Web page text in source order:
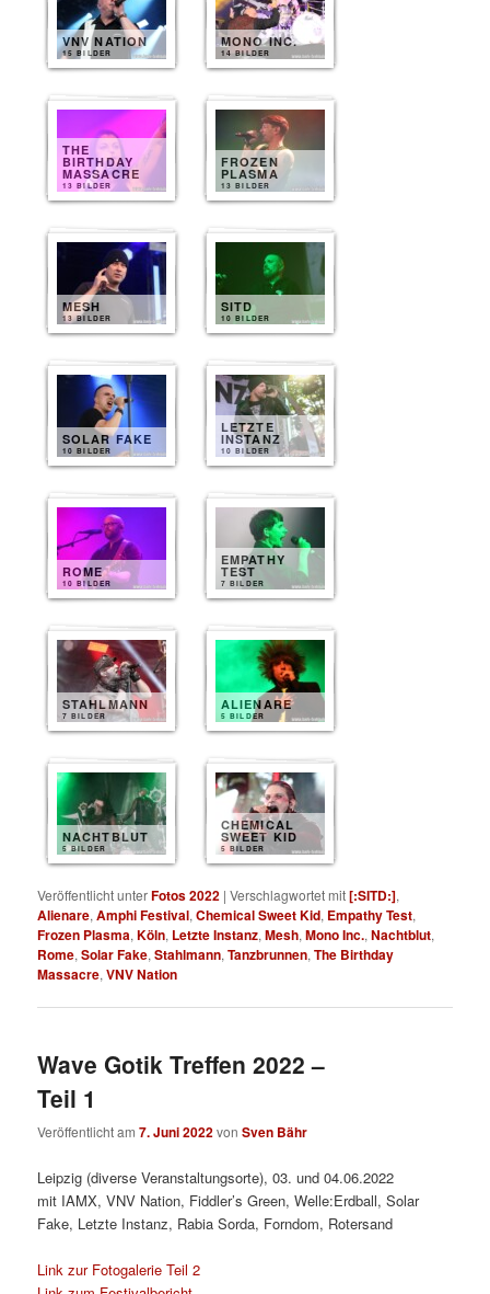
VNV NATION
15 BILDER
MONO INC.
14 BILDER
THE
BIRTHDAY
MASSACRE
13 BILDER
FROZEN
PLASMA
13 BILDER
MESH
13 BILDER
SITD
10 BILDER
SOLAR FAKE
10 BILDER
LETZTE
INSTANZ
10 BILDER
ROME
10 BILDER
EMPATHY
TEST
7 BILDER
STAHLMANN
7 BILDER
ALIENARE
5 BILDER
NACHTBLUT
5 BILDER
CHEMICAL
SWEET KID
5 BILDER
Veröffentlicht unterFotos 2022 |Verschlagwortet mit[:SITD:],
Alienare,Amphi Festival,Chemical Sweet Kid, Empathy Test,
Frozen Plasma,Köln, Letzte Instanz,Mesh,Mono Inc.,Nachtblut,
Rome,Solar Fake,Stahlmann,Tanzbrunnen,The Birthday
Massacre,VNV Nation
Wave Gotik Treffen 2022 –
Teil 1
Veröffentlicht am7. Juni 2022vonSven Bähr
Leipzig (diverse Veranstaltungsorte), 03. und 04.06.2022
mit IAMX, VNV Nation, Fiddler’s Green, Welle:Erdball, Solar
Fake, Letzte Instanz, Rabia Sorda, Forndom, Rotersand
Link zur Fotogalerie Teil 2